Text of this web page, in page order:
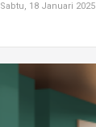
Sabtu, 18 Januari 2025